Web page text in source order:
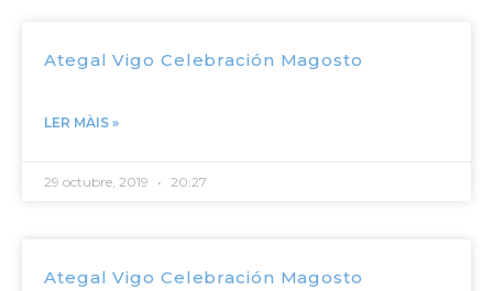
Ategal Vigo Celebración Magosto
LER MÀIS »
29 octubre, 2019 20:27
Ategal Vigo Celebración Magosto